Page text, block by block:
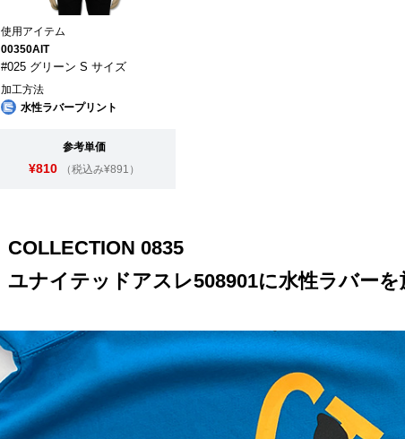
使用アイテム
00350AIT
#025 グリーン S サイズ
加工方法
水性ラバープリント
参考単価
¥810 （税込み¥891）
COLLECTION 0835
ユナイテッドアスレ508901に水性ラバー